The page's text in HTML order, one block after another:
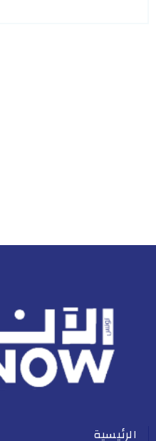
الرئيسية